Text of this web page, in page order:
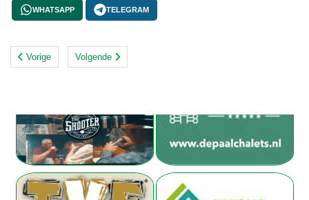
WHATSAPP TELEGRAM
Vorige Volgende